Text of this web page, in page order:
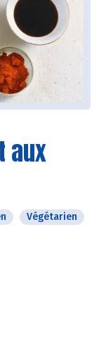
aux
Végétarien